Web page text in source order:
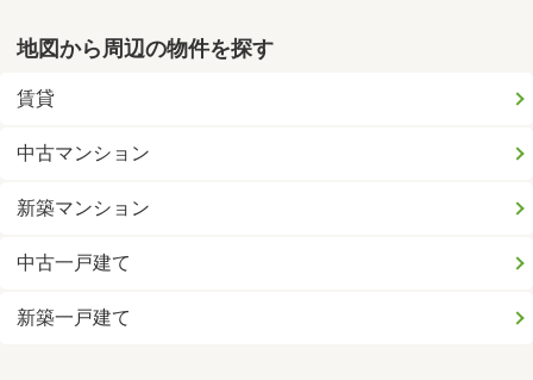
地図から周辺の物件を探す
賃貸
中古マンション
新築マンション
中古一戸建て
新築一戸建て